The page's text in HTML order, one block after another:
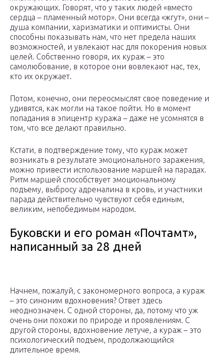
окружающих. Говорят, что у таких людей «вместо
сердца – пламенный мотор». Они всегда «жгут», они –
душа компании, харизматики и оптимисты. Они
способны показывать нам, что нет предела наших
возможностей, и увлекают нас для покорения новых
целей. Собственно говоря, их кураж – это
самолюбование, в которое они вовлекают нас, тех,
кто их окружает.
Потом, конечно, они переосмыслят свое поведение и
удивятся, как могли на такое пойти. Но в момент
попадания в эпицентр куража – даже не усомнятся в
том, что все делают правильно.
Кстати, в подтверждение тому, что кураж может
возникать в результате эмоционального заражения,
можно привести использование маршей на парадах.
Ритм маршей способствует эмоциональному
подъему, выбросу адреналина в кровь, и участники
парада действительно чувствуют себя единым,
великим, непобедимым народом.
Буковски и его роман «Почтамт»,
написанный за 28 дней
Начнем, пожалуй, с закономерного вопроса, а кураж
– это синоним вдохновения? Ответ здесь
неоднозначен. С одной стороны, да, потому что уж
очень они похожи по природе и проявлениям. С
другой стороны, вдохновение летуче, а кураж – это
психологический подъем, продолжающийся
длительное время.